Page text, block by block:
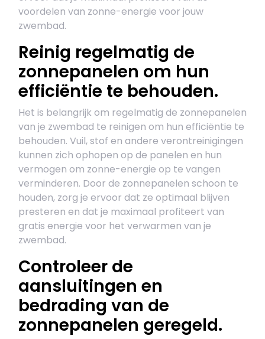
voordelen van zonne-energie voor jouw
zwembad.
Reinig regelmatig de
zonnepanelen om hun
efficiëntie te behouden.
Het is belangrijk om regelmatig de zonnepanelen
van je zwembad te reinigen om hun efficiëntie te
behouden. Vuil, stof en andere verontreinigingen
kunnen zich ophopen op de panelen en hun
vermogen om zonne-energie op te vangen
verminderen. Door de zonnepanelen schoon te
houden, zorg je ervoor dat ze optimaal blijven
presteren en dat je maximaal profiteert van
gratis energie voor het verwarmen van je
zwembad.
Controleer de
aansluitingen en
bedrading van de
zonnepanelen geregeld.